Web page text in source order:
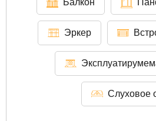
Эркер
Слуховое